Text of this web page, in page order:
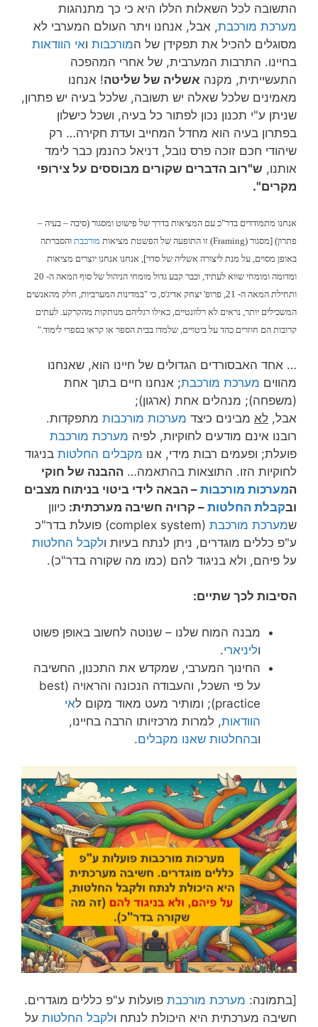
התשובה לכל השאלות הללו היא כי כך מתנהגות
מערכת מורכבת, אבל, אנחנו ויתר העולם המערבי לא
מסוגלים להכיל את תפקידן של המורכבות ואי הוודאות
בחיינו. התרבות המערבית, של אחרי המהפכה
התעשייתית, מקנה אשליה של שליטה! אנחנו
מאמינים שלכל שאלה יש תשובה, שלכל בעיה יש פתרון,
שניתן ע"י תכנון נכון לפתור כל בעיה, ושכל כישלון
בפתרון בעיה הוא מחדל המחייב ועדת חקירה… רק
שיהודי חכם זוכה פרס נובל, דניאל כהנמן כבר לימד
אותנו, ש"רוב הדברים שקורים מבוססים על צירופי
מקרים".
אנחנו מתמודדים בדר"כ עם המציאות בדרך של פישוט ומסגור (סיבה – בעיה –
פתרון) [מסגור (Framing) זו התופעה של הפשטת מציאות
מורכבת והסברתה
באופן מסוים, על מנת ליצורה אשליה של סדר], אנחנו אנחנו יוצרים מציאות
ומדומה ומומחי שווא לעתיד, וכבר קבע גדול מומחי הניהול של סוף המאה ה- 20
ותחילת המאה ה- 21, פרופ' יצחק אדיג'ס, כי "במדינות המערביות, חלק מהאנשים
המשכילים יותר, נראים לא רלוונטיים, כאילו רגליהם מנותקות מהקרקע. לעתים
קרובות הם חוזרים כהד על ביטויים, שלמדו בבית הספר או קראו בספרי לימוד."
… אחד האבסורדים הגדולים של חיינו הוא, שאנחנו
מהווים מערכת מורכבת; אנחנו חיים בתוך אחת
(משפחה); מנהלים אחת (ארגון);
אבל, לא מבינים כיצד מערכות מורכבות מתפקדות.
רובנו אינם מודעים לחוקיות, לפיה מערכת מורכבת
פועלת; ופעמים רבות מידי, אנו מקבלים החלטות בניגוד
לחוקיות הזו. התוצאות בהתאמה… ההבנה של חוקי
המערכות מורכבות – הבאה לידי ביטוי בניתוח מצבים
ובקבלת החלטות – קרויה חשיבה מערכתית: כיוון
שמערכת מורכבת
(complex system) פועלת בדר"כ
ע"פ כללים מוגדרים, ניתן לנתח בעיות ולקבל החלטות
על פיהם, ולא בניגוד להם (כמו מה שקורה בדר"כ).
הסיבות לכך שתיים:
מבנה המוח שלנו – שנוטה לחשוב באופן פשוט
וליניארי.
החינוך המערבי, שמקדש את התכנון, החשיבה
על פי השכל, והעבודה הנכונה והראויה (best
practice); ומותיר מעט מאוד מקום ל
אי
הוודאות, למרות מרכזיותו הרבה בחיינו,
ובהחלטות שאנו מקבלים.
[בתמונה: מערכת מורכבת פועלות ע"פ כללים מוגדרים.
חשיבה מערכתית היא היכולת לנתח ולקבל החלטות על